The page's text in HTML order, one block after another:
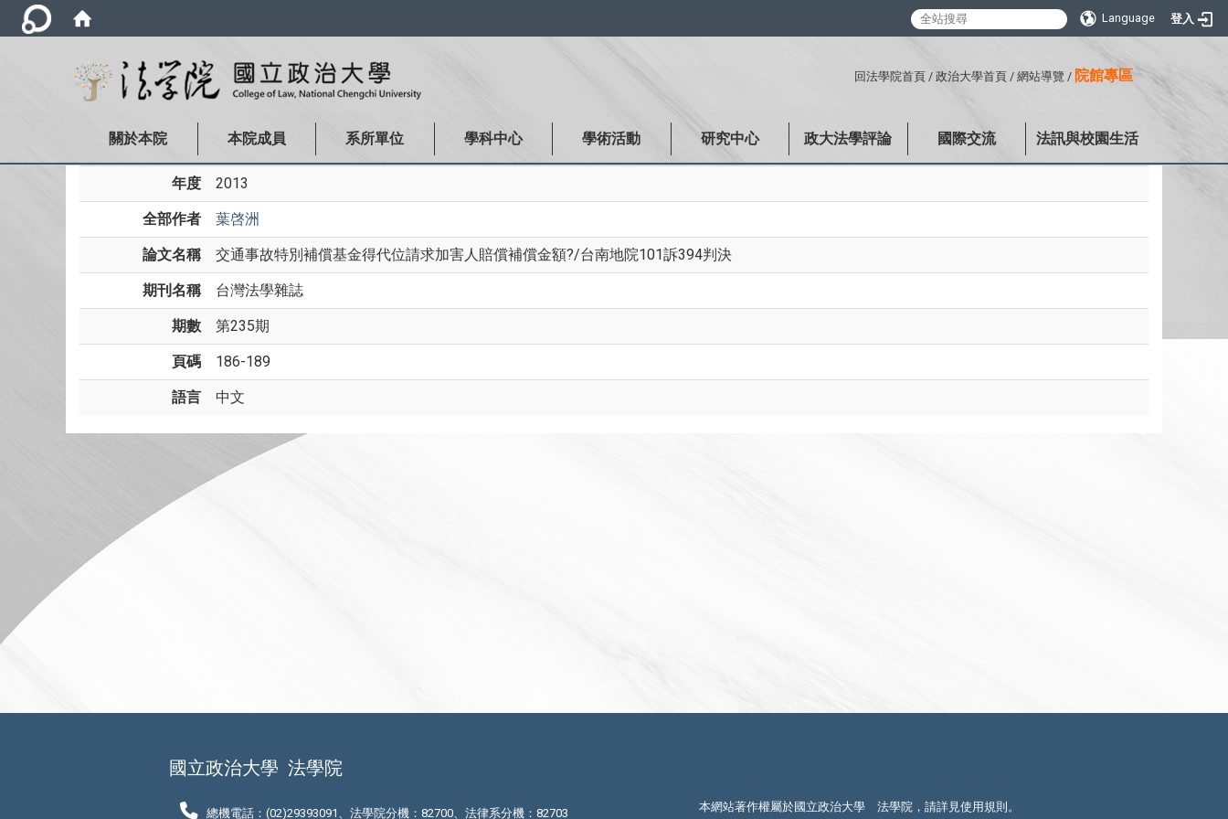
Language 登入
回法學院首頁 / 政治大學首頁 / 網站導覽 / 院館專區
關於本院 本院成員 系所單位 學科中心 學術活動 研究中心 政大法學評論 國際交流 法訊與校園生活
年度 2013
全部作者 葉啓洲
論文名稱 交通事故特別補償基金得代位請求加害人賠償補償金額?/台南地院101訴394判決
期刊名稱 台灣法學雜誌
期數 第235期
頁碼 186-189
語言 中文
國立政治大學 法學院
總機電話：(02)29393091、法學院分機：82700、法律系分機：82703 本網站著作權屬於國立政治大學 法學院，請詳見使用規則 。